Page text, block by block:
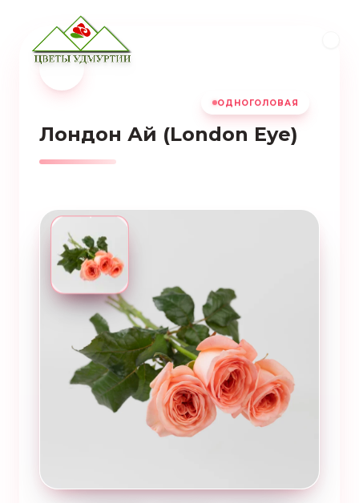
ОДНОГОЛОВАЯ
Лондон Ай (London Eye)